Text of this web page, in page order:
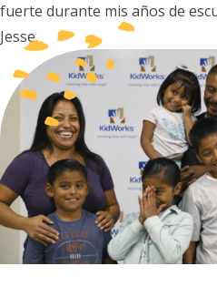
fuerte durante mis años de
Jesse.